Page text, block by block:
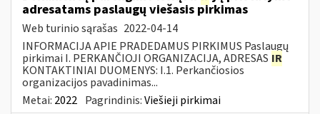
adresatams paslaugų viešasis pirkimas
Web turinio sąrašas 2022-04-14
INFORMACIJA APIE PRADEDAMUS PIRKIMUS Paslaugų
pirkimai I. PERKANČIOJI ORGANIZACIJA, ADRESAS IR
KONTAKTINIAI DUOMENYS: I.1. Perkančiosios
organizacijos pavadinimas...
Metai: 2022 Pagrindinis:Viešieji pirkimai